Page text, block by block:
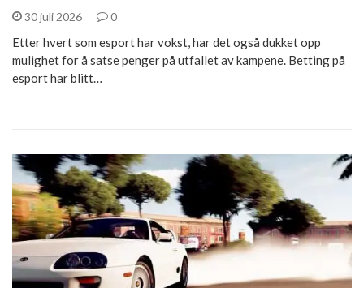
30 juli 2026 0
Etter hvert som esport har vokst, har det også dukket opp
mulighet for å satse penger på utfallet av kampene. Betting på
esport har blitt…